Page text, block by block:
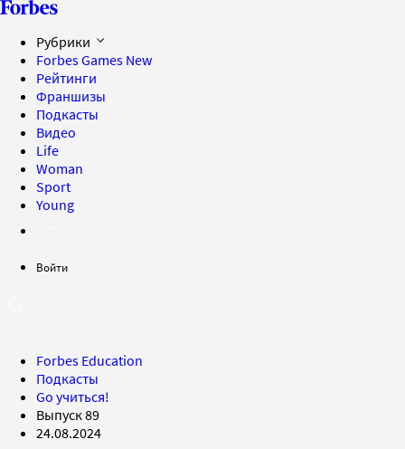
Рубрики
Forbes Games New
Рейтинги
Франшизы
Подкасты
Видео
Life
Woman
Sport
Young
Войти
Forbes Education
Подкасты
Go учиться!
Выпуск 89
24.08.2024